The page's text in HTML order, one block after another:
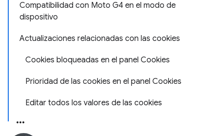
Compatibilidad con Moto G4 en el modo de
dispositivo
Actualizaciones relacionadas con las cookies
Cookies bloqueadas en el panel Cookies
Prioridad de las cookies en el panel Cookies
Editar todos los valores de las cookies